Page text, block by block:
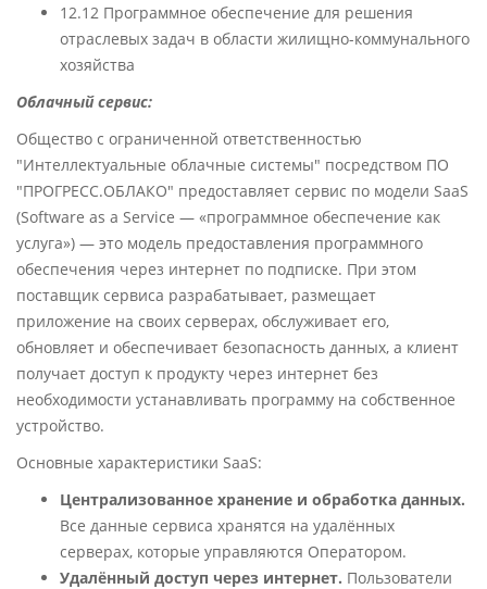
12.12 Программное обеспечение для решения
отраслевых задач в области жилищно-коммунального
хозяйства
Облачный сервис:
Общество с ограниченной ответственностью
"Интеллектуальные облачные системы" посредством ПО
"ПРОГРЕСС.ОБЛАКО" предоставляет сервис по модели SaaS
(Software as a Service — «программное обеспечение как
услуга») — это модель предоставления программного
обеспечения через интернет по подписке. При этом
поставщик сервиса разрабатывает, размещает
приложение на своих серверах, обслуживает его,
обновляет и обеспечивает безопасность данных, а клиент
получает доступ к продукту через интернет без
необходимости устанавливать программу на собственное
устройство.
Основные характеристики SaaS:
Централизованное хранение и обработка данных.
Все данные сервиса хранятся на удалённых
серверах, которые управляются Оператором.
Удалённый доступ через интернет. Пользователи